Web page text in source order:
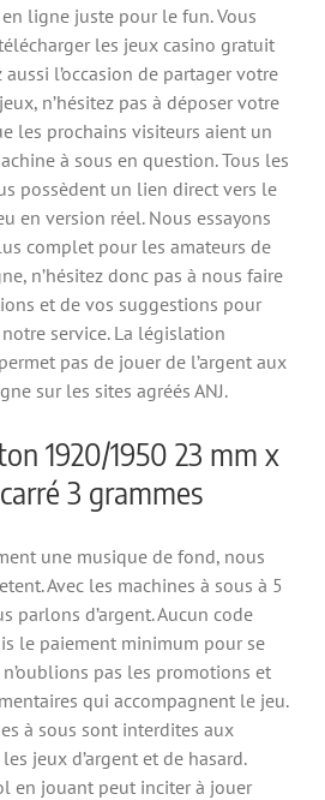
ligne juste pour le fun. Vous
les jeux casino gratuit
l’occasion de partager votre
n’hésitez pas à déposer votre
les prochains visiteurs aient un
à sous en question. Tous les
possèdent un lien direct vers le
en version réel. Nous essayons
complet pour les amateurs de
n’hésitez donc pas à nous faire
et de vos suggestions pour
service. La législation
pas de jouer de l’argent aux
sur les sites agréés ANJ.
1920/1950 23 mm x
3 grammes
une musique de fond, nous
Avec les machines à sous à 5
parlons d’argent. Aucun code
le paiement minimum pour se
pas les promotions et
qui accompagnent le jeu.
à sous sont interdites aux
jeux d’argent et de hasard.
en jouant peut inciter à jouer